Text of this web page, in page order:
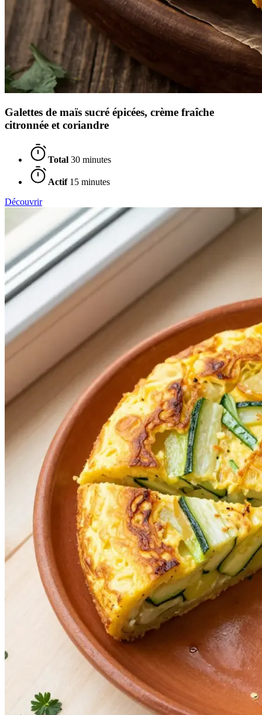
Galettes de maïs sucré épicées, crème fraîche
citronnée et coriandre
Total 30 minutes
Actif15 minutes
Découvrir